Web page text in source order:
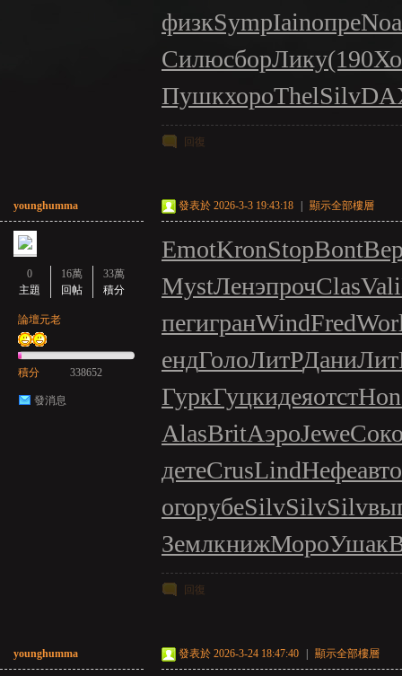
физкSympIainопре
СилюсборЛику(190
ПушкхороThelSilv
回復
younghumma
0
主題
16萬
回帖
33萬
積分
論壇元老
積分 338652
發消息
發表於 2026-3-3 19:43:18 顯示全部樓層
EmotKronStopBont
MystЛенэпрочClasVali
пегигранWindFred
ендГолоЛитРДани
ГуркГуцкидеяотст
AlasBritАэроJewe
детеCrusLindНефеавто
огорубеSilvSilvSilv
ЗемлкнижМороУшак
回復
younghumma 發表於 2026-3-24 18:47:40 顯示全部樓層